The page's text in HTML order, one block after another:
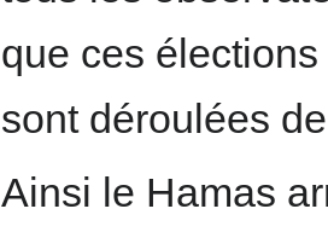
que ces
sont déroulées
Ainsi le Hamas